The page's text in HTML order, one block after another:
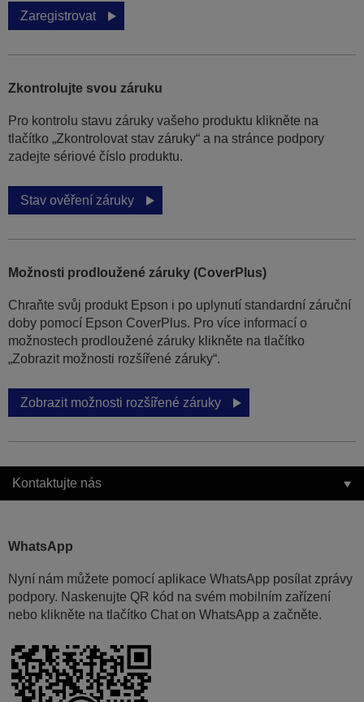
Zaregistrovat
Zkontrolujte svou záruku
Pro kontrolu stavu záruky vašeho produktu klikněte na
tlačítko „Zkontrolovat stav záruky“ a na stránce podpory
zadejte sériové číslo produktu.
Stav ověření záruky
Možnosti prodloužené záruky (CoverPlus)
Chraňte svůj produkt Epson i po uplynutí standardní záruční
doby pomocí Epson CoverPlus. Pro více informací o
možnostech prodloužené záruky klikněte na tlačítko
„Zobrazit možnosti rozšířené záruky“.
Zobrazit možnosti rozšířené záruky
Kontaktujte nás
WhatsApp
Nyní nám můžete pomocí aplikace WhatsApp posílat zprávy
podpory. Naskenujte QR kód na svém mobilním zařízení
nebo klikněte na tlačítko Chat on WhatsApp a začněte.